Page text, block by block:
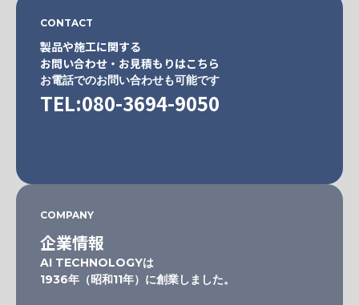
CONTACT
製品や施工に関する
お問い合わせ・お見積もりはこちら
お電話でのお問い合わせも可能です
TEL:080-3694-9050
COMPANY
企業情報
AI TECHNOLOGYは
1936年（昭和11年）に創業しました。